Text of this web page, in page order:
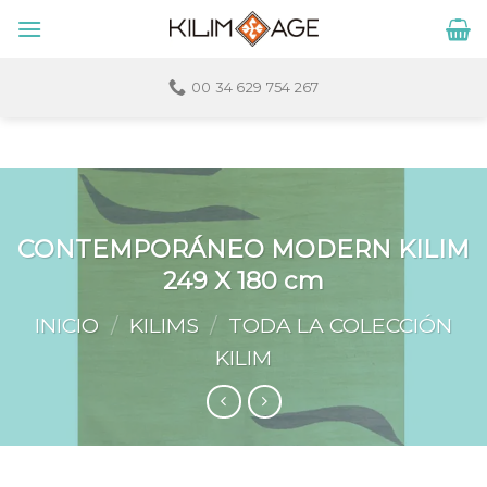
00 34 629 754 267
CONTEMPORÁNEO MODERN KILIM
249 X 180 cm
INICIO / KILIMS / TODA LA COLECCIÓN
KILIM